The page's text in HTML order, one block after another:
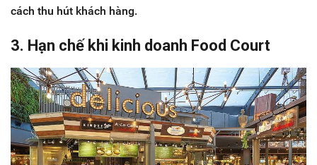
cách thu hút khách hàng.
3. Hạn chế khi kinh doanh Food Court